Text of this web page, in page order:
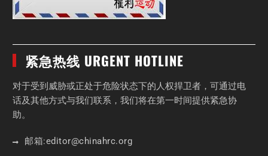
紧急热线 URGENT HOTLINE
对于受到威胁或正处于危险状态下的人权捍卫者，可通过电
话及其他方式与我们联系，我们将在第一时间提供紧急协
助。
邮箱:editor@chinahrc.org